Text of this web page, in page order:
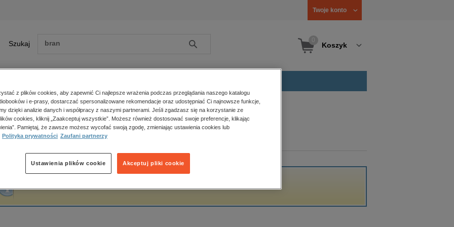
Twoje konto
Szukaj Szukaj Koszyk
Zobacz wszystkie E-prasa
polityka, społeczno-informacyjne
psychologiczne
popularno-naukowe
historia
główna Ilona Wiśniewska
Wiśniewska
z plików cookies, aby zapewnić Ci najlepsze wrażenia podczas przeglądania naszego katalogu
i e-prasy, dostarczać spersonalizowane rekomendacje oraz udostępniać Ci najnowsze funkcje,
dzięki analizie danych i współpracy z naszymi partnerami. Jeśli zgadzasz się na korzystanie ze
cookies, kliknij „Zaakceptuj wszystkie”. Możesz również dostosować swoje preferencje, klikając
Pamiętaj, że zawsze możesz wycofać swoją zgodę, zmieniając ustawienia cookies lub
Polityka prywatności Zaufani partnerzy
Akceptuj pliki cookie
Ustawienia plików cookie